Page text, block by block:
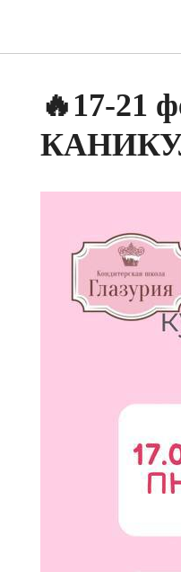
🔥17-21